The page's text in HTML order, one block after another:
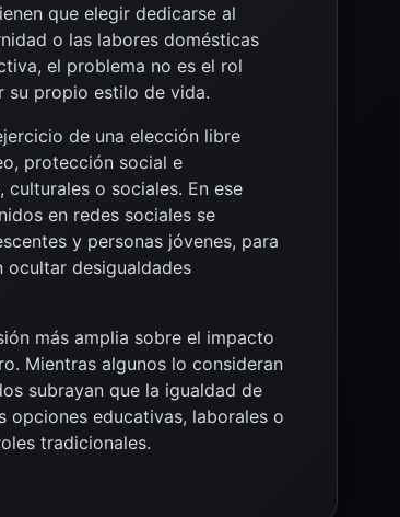
que elegir dedicarse al
o las labores domésticas
el problema no es el rol
su propio estilo de vida.
de una elección libre
protección social e
o sociales. En ese
en redes sociales se
y personas jóvenes, para
ocultar desigualdades
más amplia sobre el impacto
Mientras algunos lo consideran
subrayan que la igualdad de
opciones educativas, laborales o
tradicionales.